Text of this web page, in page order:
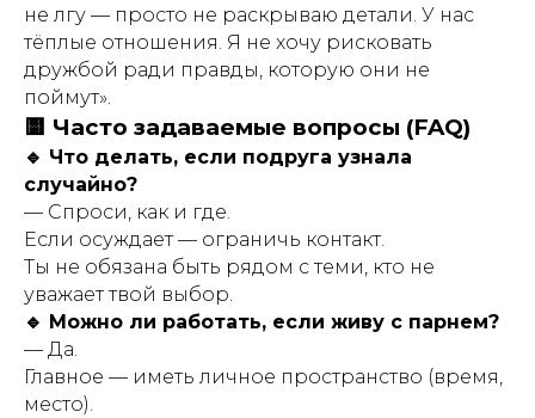
не лгу — просто не раскрываю детали. У нас
тёплые отношения. Я не хочу рисковать
дружбой ради правды, которую они не
поймут».
🟨 Часто задаваемые вопросы (FAQ)
🔹 Что делать, если подруга узнала
случайно?
— Спроси, как и где.
Если осуждает — ограничь контакт.
Ты не обязана быть рядом с теми, кто не
уважает твой выбор.
🔹 Можно ли работать, если живу с парнем?
— Да.
Главное — иметь личное пространство (время,
место).